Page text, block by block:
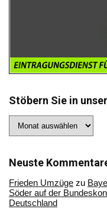
Stöbern Sie in
Sie
Archiv
Neuste
Frieden Umzüge zu
Söder auf der
Deutschland